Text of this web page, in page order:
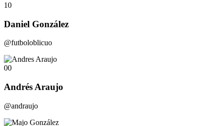
10
Daniel González
@futboloblicuo
00
Andrés Araujo
@andraujo